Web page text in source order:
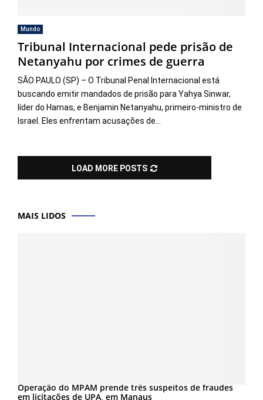
Mundo
Tribunal Internacional pede prisão de
Netanyahu por crimes de guerra
SÃO PAULO (SP) – O Tribunal Penal Internacional está
buscando emitir mandados de prisão para Yahya Sinwar,
líder do Hamas, e Benjamin Netanyahu, primeiro-ministro de
Israel. Eles enfrentam acusações de...
LOAD MORE POSTS
MAIS LIDOS
Operação do MPAM prende três suspeitos de fraudes
em licitações de UPA, em Manaus